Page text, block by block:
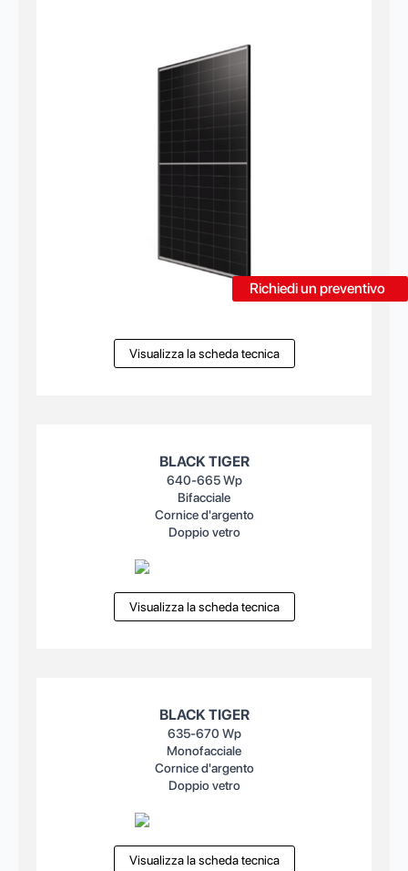
Richiedi un preventivo
Visualizza la scheda tecnica
BLACK TIGER
640-665 Wp
Bifacciale
Cornice d'argento
Doppio vetro
Visualizza la scheda tecnica
BLACK TIGER
635-670 Wp
Monofacciale
Cornice d'argento
Doppio vetro
Visualizza la scheda tecnica